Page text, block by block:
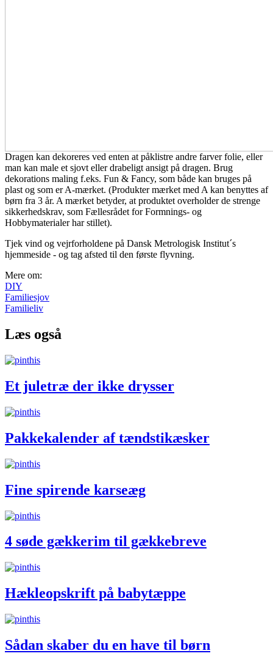
Dragen kan dekoreres ved enten at påklistre andre farver folie, eller
man kan male et sjovt eller drabeligt ansigt på dragen. Brug
dekorations maling f.eks. Fun & Fancy, som både kan bruges på
plast og som er A-mærket. (Produkter mærket med A kan benyttes af
børn fra 3 år. A mærket betyder, at produktet overholder de strenge
sikkerhedskrav, som Fællesrådet for Formnings- og
Hobbymaterialer har stillet).
Tjek vind og vejrforholdene på Dansk Metrologisk Institut´s
hjemmeside - og tag afsted til den første flyvning.
Mere om:
DIY
Familiesjov
Familieliv
Læs også
Et juletræ der ikke drysser
Pakkekalender af tændstikæsker
Fine spirende karseæg
4 søde gækkerim til gækkebreve
Hækleopskrift på babytæppe
Sådan skaber du en have til børn